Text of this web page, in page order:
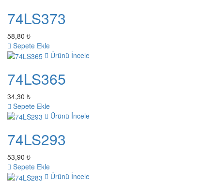
74LS373
58,80 ₺
Sepete Ekle
Ürünü İncele
74LS365
34,30 ₺
Sepete Ekle
Ürünü İncele
74LS293
53,90 ₺
Sepete Ekle
Ürünü İncele